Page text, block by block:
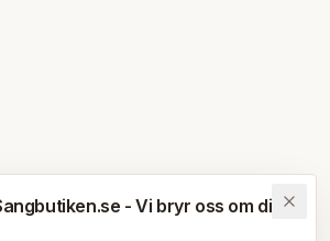
- Vi bryr oss om din